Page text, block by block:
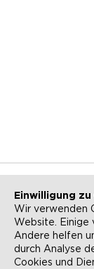
NEWSLETTER
ANFAHRT
Einwilligung zu
Wir verwenden
Website. Einige
Andere helfen
durch Analyse
Cookies und